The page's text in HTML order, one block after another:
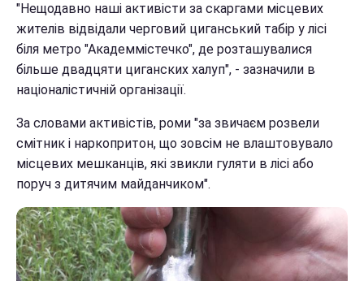
"Нещодавно наші активісти за скаргами місцевих
жителів відвідали черговий циганський табір у лісі
біля метро "Академмістечко", де розташувалися
більше двадцяти циганских халуп", - зазначили в
націоналістичній організації.
За словами активістів, роми "за звичаєм розвели
смітник і наркопритон, що зовсім не влаштовувало
місцевих мешканців, які звикли гуляти в лісі або
поруч з дитячим майданчиком".